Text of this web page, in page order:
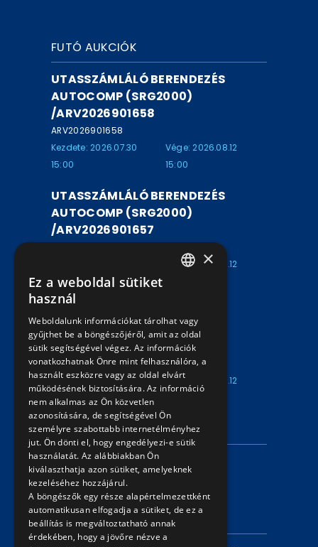
FUTÓ AUKCIÓK
UTASSZÁMLÁLÓ BERENDEZÉS
AUTOCOMP (SRG2000)
/ARV2026901658
ARV2026901658
Kezdete: 2026.07.30
15:00
Vége: 2026.08.12
15:00
UTASSZÁMLÁLÓ BERENDEZÉS
AUTOCOMP (SRG2000)
/ARV2026901657
15:00
Vége: 2026.08.12
AUTOCOMP (SRG2000)
/ARV2026901656
ARV2026901656
Kezdete: 2026.07.30
15:00
Vége: 2026.08.12
INFORMÁCIÓK
Adatvédelmi nyilatkozat
Árverési információk
ELÉRHETŐSÉG
×
Ez a weboldal sütiket
használ
Weboldalunk információkat tárolhat vagy
gyűjthet be a böngészőjéről, amit az oldal
sütik segítségével végez. Az információk
vonatkozhatnak Önre mint felhasználóra, a
használt eszközre vagy az oldal elvárt
működésének biztosítására. Az információ
nem alkalmas az Ön közvetlen
azonosítására, de segítségével Ön
személyre szabottabb internetélményhez
jut. Ön dönti el, hogy engedélyezi-e sütik
használatát. Az alábbiakban Ön
kiválaszthatja azon sütiket, amelyeknek
kezeléséhez hozzájárul.
A böngészők egy része alapértelmezettként
automatikusan elfogadja a sütiket, de ez a
beállítás is megváltoztatható annak
érdekében, hogy a jövőre nézve a